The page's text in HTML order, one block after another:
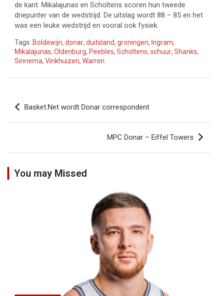
de kant. Mikalajunas en Scholtens scoren hun tweede
driepunter van de wedstrijd. De uitslag wordt 88 – 85 en het
was een leuke wedstrijd en vooral ook fysiek.
Tags: Boldewijn, donar, duitsland, groningen, Ingram,
Mikalajunas, Oldenburg, Peebles, Scholtens, schuur, Shanks,
Sinnema, Vinkhuizen, Warren
Bericht
navigatie
Basket.Net wordt Donar correspondent
MPC Donar – Eiffel Towers
You may Missed